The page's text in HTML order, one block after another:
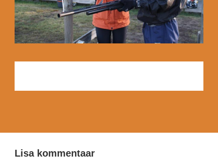
Lisa kommentaar